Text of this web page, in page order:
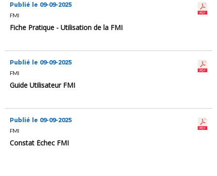
Publié le 09-09-2025
FMI
Fiche Pratique - Utilisation de la FMI
Publié le 09-09-2025
FMI
Guide Utilisateur FMI
Publié le 09-09-2025
FMI
Constat Échec FMI